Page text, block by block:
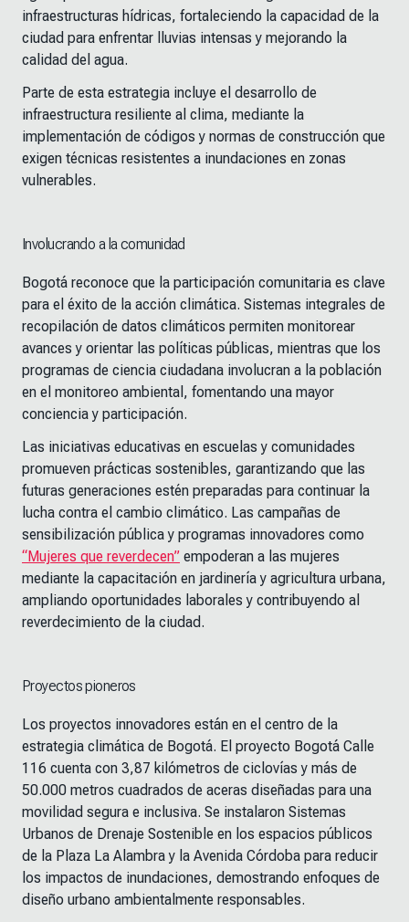
infraestructuras hídricas, fortaleciendo la capacidad de la
ciudad para enfrentar lluvias intensas y mejorando la
calidad del agua.
Parte de esta estrategia incluye el desarrollo de
infraestructura resiliente al clima, mediante la
implementación de códigos y normas de construcción que
exigen técnicas resistentes a inundaciones en zonas
vulnerables.
Involucrando a la comunidad
Bogotá reconoce que la participación comunitaria es clave
para el éxito de la acción climática. Sistemas integrales de
recopilación de datos climáticos permiten monitorear
avances y orientar las políticas públicas, mientras que los
programas de ciencia ciudadana involucran a la población
en el monitoreo ambiental, fomentando una mayor
conciencia y participación.
Las iniciativas educativas en escuelas y comunidades
promueven prácticas sostenibles, garantizando que las
futuras generaciones estén preparadas para continuar la
lucha contra el cambio climático. Las campañas de
sensibilización pública y programas innovadores como
“Mujeres que reverdecen” empoderan a las mujeres
mediante la capacitación en jardinería y agricultura urbana,
ampliando oportunidades laborales y contribuyendo al
reverdecimiento de la ciudad.
Proyectos pioneros
Los proyectos innovadores están en el centro de la
estrategia climática de Bogotá. El proyecto Bogotá Calle
116 cuenta con 3,87 kilómetros de ciclovías y más de
50.000 metros cuadrados de aceras diseñadas para una
movilidad segura e inclusiva. Se instalaron Sistemas
Urbanos de Drenaje Sostenible en los espacios públicos
de la Plaza La Alambra y la Avenida Córdoba para reducir
los impactos de inundaciones, demostrando enfoques de
diseño urbano ambientalmente responsables.